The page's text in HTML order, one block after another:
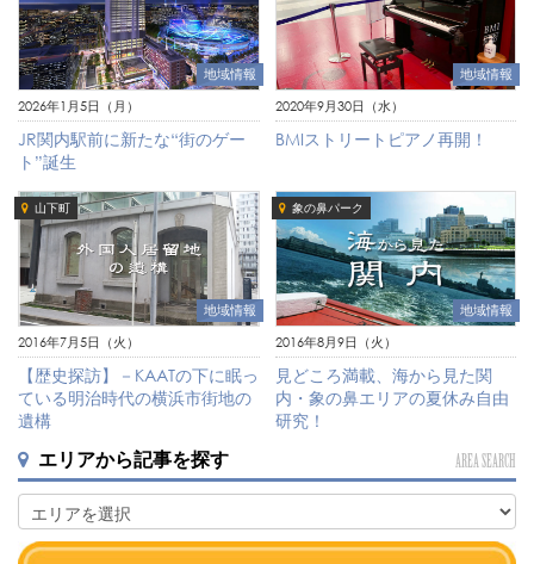
地域情報
2026年1月5日（月）
JR関内駅前に新たな“街のゲー
ト”誕生
地域情報
2020年9月30日（水）
BMIストリートピアノ再開！
山下町
地域情報
2016年7月5日（火）
【歴史探訪】－KAATの下に眠っ
ている明治時代の横浜市街地の
遺構
象の鼻パーク
地域情報
2016年8月9日（火）
見どころ満載、海から見た関
内・象の鼻エリアの夏休み自由
研究！
エリアから記事を探す AREA SEARCH